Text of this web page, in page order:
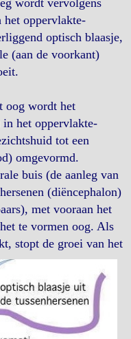
wordt vervolgens
het oppervlakte-
optisch blaasje,
(aan de voorkant)
oog wordt het
het oppervlakte-
tot een
omgevormd.
buis (de aanleg van
(diëncephalon)
met vooraan het
te vormen oog. Als
stopt de groei van het